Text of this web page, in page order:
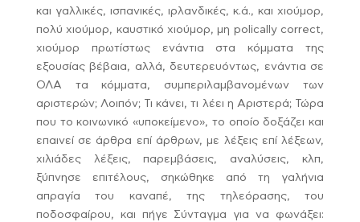
και γαλλικές, ισπανικές, ιρλανδικές, κ.ά., και χιούμορ,
πολύ χιούμορ, καυστικό χιούμορ, μη polically correct,
χιούμορ πρωτίστως ενάντια στα κόμματα της
εξουσίας βέβαια, αλλά, δευτερευόντως, ενάντια σε
ΟΛΑ τα κόμματα, συμπεριλαμβανομένων των
αριστερών; Λοιπόν; Τι κάνει, τι λέει η Αριστερά; Τώρα
που το κοινωνικό «υποκείμενο», το οποίο δοξάζει και
επαινεί σε άρθρα επί άρθρων, με λέξεις επί λέξεων,
χιλιάδες λέξεις, παρεμβάσεις, αναλύσεις, κλπ,
ξύπνησε επιτέλους, σηκώθηκε από τη γαλήνια
απραγία του καναπέ, της τηλεόρασης, του
ποδοσφαίρου, και πήγε Σύνταγμα για να φωνάξει: